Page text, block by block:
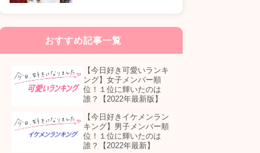
おすすめ記事一覧
【今日好き可愛いランキ
ング】女子メンバー順
位！１位に輝いたのは
誰？【2022年最新版】
【今日好きイケメンラン
キング】男子メンバー順
位！１位に輝いたのは
誰？【2022年最新】